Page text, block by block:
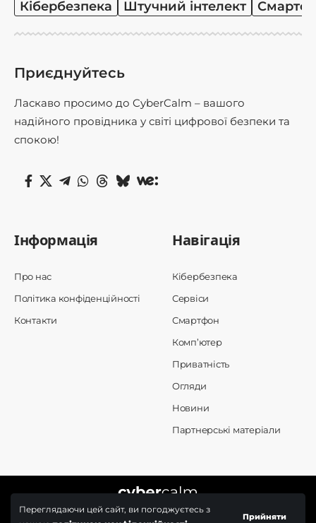
Переглядаючи цей сайт, ви погоджуєтесь з
Прийняти
Кібербезпека Штучний інтелект
Приєднуйтесь
Ласкаво просимо до CyberCalm – вашого
надійного провідника у світі цифрової безпеки та
спокою!
Інформація
Про нас
Політика конфіденційності
Контакти
Навігація
Кібербезпека
Сервіси
Смартфон
Комп’ютер
Приватність
Огляди
Новини
Партнерські матеріали